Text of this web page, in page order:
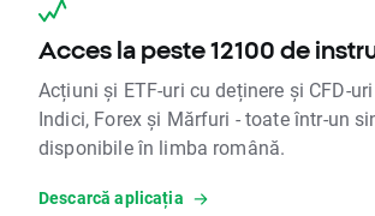
Acces la peste 12100 de
Acțiuni și ETF-uri cu deținere și CFD-
Indici, Forex și Mărfuri - toate într-un
disponibile în limba română.
Descarcă aplicația